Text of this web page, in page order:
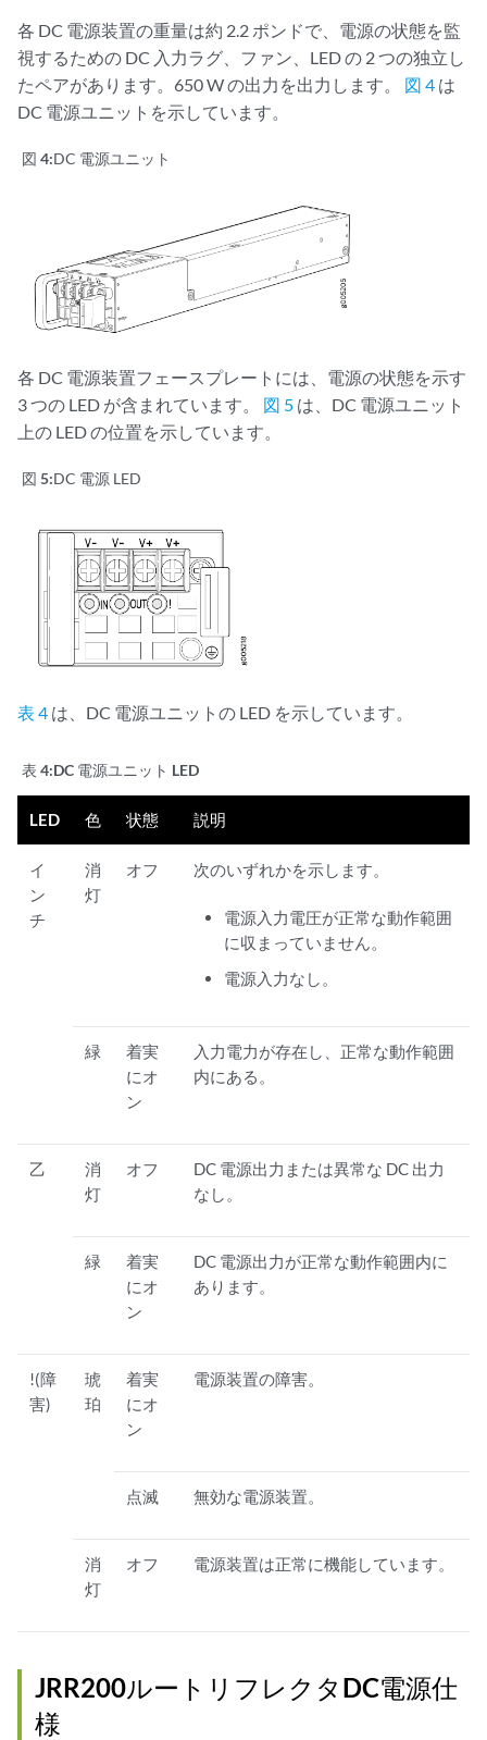
各 DC 電源装置の重量は約 2.2 ポンドで、電源の状態を監
視するための DC 入力ラグ、ファン、LED の 2 つの独立し
たペアがあります。650 W の出力を出力します。 図 4 は
DC 電源ユニットを示しています。
図 4:DC 電源ユニット
各 DC 電源装置フェースプレートには、電源の状態を示す
3 つの LED が含まれています。 図 5 は、DC 電源ユニット
上の LED の位置を示しています。
図 5:DC 電源 LED
表 4 は、DC 電源ユニットの LED を示しています。
表 4:DC 電源ユニット LED
LED 色 状態 説明
イ
ン
チ
消
灯
オフ 次のいずれかを示します。
電源入力電圧が正常な動作範囲
に収まっていません。
電源入力なし。
緑
着実
にオ
ン
入力電力が存在し、正常な動作範囲
内にある。
乙
消
灯
オフ
DC 電源出力または異常な DC 出力
なし。
緑
着実
にオ
ン
DC 電源出力が正常な動作範囲内に
あります。
!(障
害)
琥
珀
着実
にオ
ン
電源装置の障害。
点滅 無効な電源装置。
消
灯
オフ 電源装置は正常に機能しています。
JRR200ルートリフレクタDC電源仕
様